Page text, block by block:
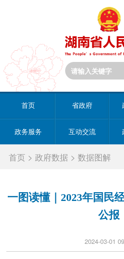
首页 省政府
政务服务 互动交流
首页 >政府数据 >数据图解
一图读懂｜2023年国民
公报
2024-03-01